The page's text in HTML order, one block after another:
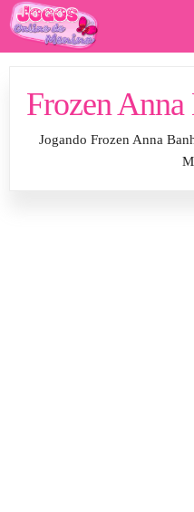
Frozen
Jogando Frozen Anna